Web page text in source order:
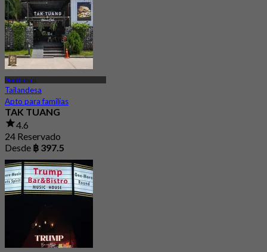
Nonthaburi
Tailandesa
Apto para familias
TAK TUANG
4.6
24 Reservado
Desde ฿ 397.5